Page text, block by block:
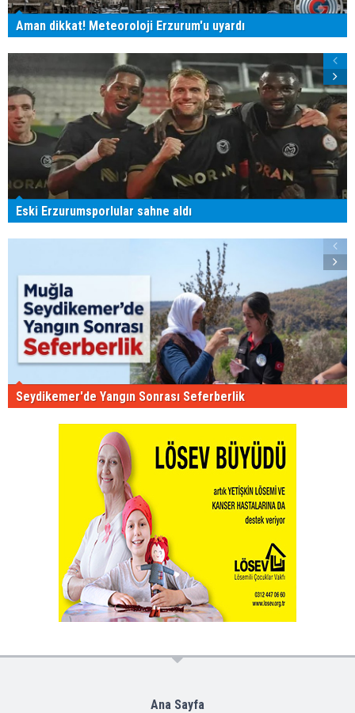
Aman dikkat! Meteoroloji Erzurum'u uyardı
Eski Erzurumsporlular sahne aldı
Seydikemer'de Yangın Sonrası Seferberlik
Ana Sayfa